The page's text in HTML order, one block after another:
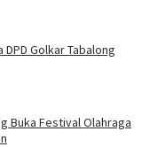
Golkar Tabalong
Buka Festival Olahraga